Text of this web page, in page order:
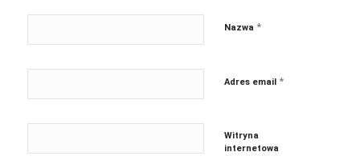
Nazwa *
Adres email *
Witryna
internetowa